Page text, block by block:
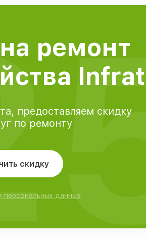
ремонт
предоставляем скидку
по ремонту
скидку
персональных данных